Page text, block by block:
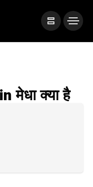
क्या है